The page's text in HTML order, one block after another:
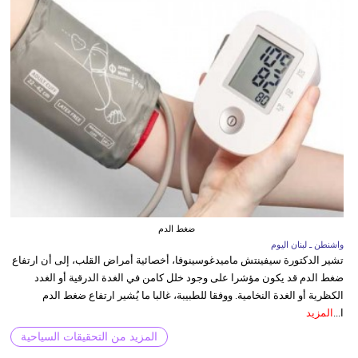
ضغط الدم
واشنطن ـ لبنان اليوم
تشير الدكتورة سيفينتش ماميدغوسينوفا، أخصائية أمراض القلب، إلى أن ارتفاع
ضغط الدم قد يكون مؤشرا على وجود خلل كامن في الغدة الدرقية أو الغدد
الكظرية أو الغدة النخامية. ووفقا للطبيبة، غالبا ما يُشير ارتفاع ضغط الدم
ا...
المزيد
المزيد من التحقيقات السياحية